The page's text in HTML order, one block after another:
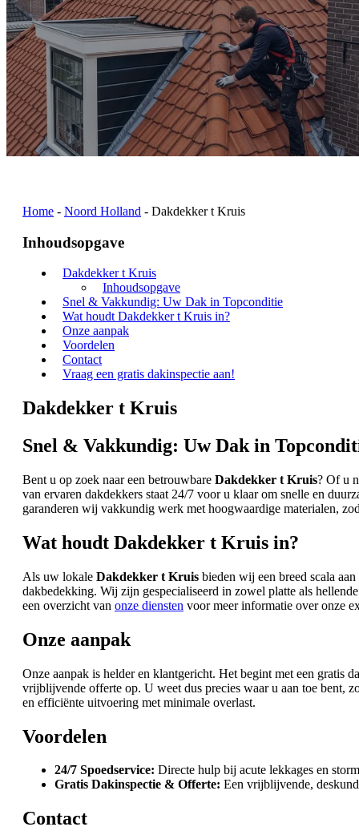
Home - Noord Holland - Dakdekker t Kruis
Inhoudsopgave
Dakdekker t Kruis
Inhoudsopgave
Snel & Vakkundig: Uw Dak in Topconditie
Wat houdt Dakdekker t Kruis in?
Onze aanpak
Voordelen
Contact
Vraag een gratis dakinspectie aan!
Dakdekker t Kruis
Snel & Vakkundig: Uw Dak in
Bent u op zoek naar een betrouwbare Dakdekker t Kruis? Of u
van ervaren dakdekkers staat 24/7 voor u klaar om snelle en
garanderen wij vakkundig werk met hoogwaardige materialen,
Wat houdt Dakdekker t Kruis in?
Als uw lokale Dakdekker t Kruis bieden wij een breed scala
dakbedekking. Wij zijn gespecialiseerd in zowel platte als
een overzicht van onze diensten voor meer informatie over onze
Onze aanpak
Onze aanpak is helder en klantgericht. Het begint met een gratis
vrijblijvende offerte op. U weet dus precies waar u aan toe bent,
en efficiënte uitvoering met minimale overlast.
Voordelen
24/7 Spoedservice: Directe hulp bij acute lekkages en
Gratis Dakinspectie & Offerte: Een vrijblijvende,
Contact